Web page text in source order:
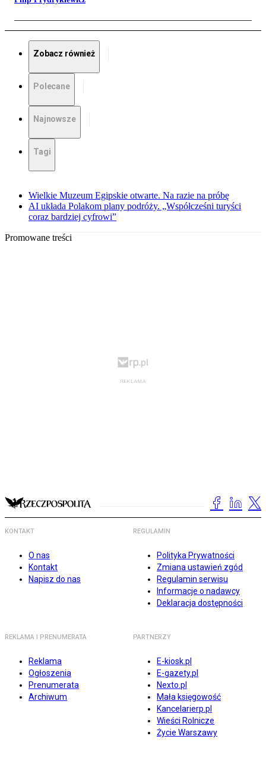
Zobacz również
Polecane
Najnowsze
Tagi
Wielkie Muzeum Egipskie otwarte. Na razie na próbę
AI układa Polakom plany podróży. „Współcześni turyści
coraz bardziej cyfrowi”
Promowane treści
KONTAKT
O nas
Kontakt
Napisz do nas
REGULAMIN
Polityka Prywatności
Zmiana ustawień zgód
Regulamin serwisu
Informacje o nadawcy
Deklaracja dostępności
REKLAMA I PRENUMERATA
Reklama
Ogłoszenia
Prenumerata
Archiwum
PARTNERZY
E-kiosk.pl
E-gazety.pl
Nexto.pl
Mała księgowość
Kancelarierp.pl
Wieści Rolnicze
Życie Warszawy